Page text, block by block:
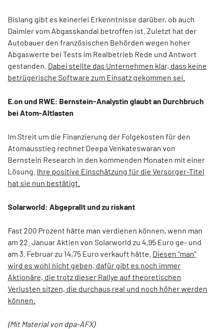
Bislang gibt es keinerlei Erkenntnisse darüber, ob auch
Daimler vom Abgasskandal betroffen ist. Zuletzt hat der
Autobauer den französischen Behörden wegen hoher
Abgaswerte bei Tests im Realbetrieb Rede und Antwort
gestanden. Dabei stellte das Unternehmen klar, dass keine
betrügerische Software zum Einsatz gekommen sei.
E.on und RWE: Bernstein-Analystin glaubt an Durchbruch
bei Atom-Altlasten
Im Streit um die Finanzierung der Folgekosten für den
Atomausstieg rechnet Deepa Venkateswaran von
Bernstein Research in den kommenden Monaten mit einer
Lösung. Ihre positive Einschätzung für die Versorger-Titel
hat sie nun bestätigt.
Solarworld: Abgeprallt und zu riskant
Fast 200 Prozent hätte man verdienen können, wenn man
am 22. Januar Aktien von Solarworld zu 4,95 Euro ge- und
am 3. Februar zu 14,75 Euro verkauft hätte. Diesen "man"
wird es wohl nicht geben, dafür gibt es noch immer
Aktionäre, die trotz dieser Rallye auf theoretischen
Verlusten sitzen, die durchaus real und noch höher werden
können.
(Mit Material von dpa-AFX)